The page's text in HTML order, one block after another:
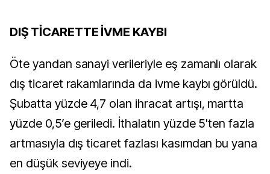
DIŞ TİCARETTE İVME KAYBI
Öte yandan sanayi verileriyle eş zamanlı olarak
dış ticaret rakamlarında da ivme kaybı görüldü.
Şubatta yüzde 4,7 olan ihracat artışı, martta
yüzde 0,5’e geriledi. İthalatın yüzde 5'ten fazla
artmasıyla dış ticaret fazlası kasımdan bu yana
en düşük seviyeye indi.